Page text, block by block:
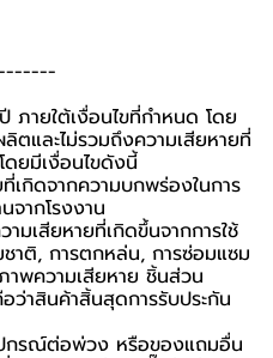
ายใต้เงื่อนไขที่กำหนด โดย
ตและไม่รวมถึงความเสียหายที่
ดยมีเงื่อนไขดังนี้
เกิดจากความบกพร่องในการ
จากโรงงาน
มเสียหายที่เกิดขึ้นจากการใช้
าติ, การตกหล่น, การซ่อมแซม
พความเสียหาย ชิ้นส่วน
าสินค้าสิ้นสุดการรับประกัน
กรณ์ต่อพ่วง หรือของแถมอื่น